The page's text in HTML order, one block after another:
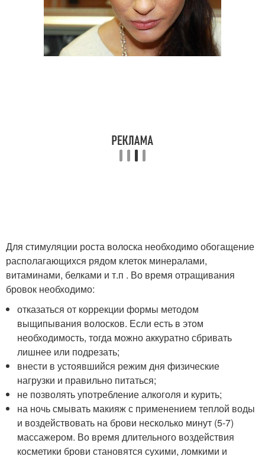
Для стимуляции роста волоска необходимо обогащение
располагающихся рядом клеток минералами,
витаминами, белками и т.п . Во время отращивания
бровок необходимо:
отказаться от коррекции формы методом
выщипывания волосков. Если есть в этом
необходимость, тогда можно аккуратно сбривать
лишнее или подрезать;
внести в устоявшийся режим дня физические
нагрузки и правильно питаться;
не позволять употребление алкоголя и курить;
на ночь смывать макияж с применением теплой воды
и воздействовать на брови несколько минут (5-7)
массажером. Во время длительного воздействия
косметики брови становятся сухими, ломкими и